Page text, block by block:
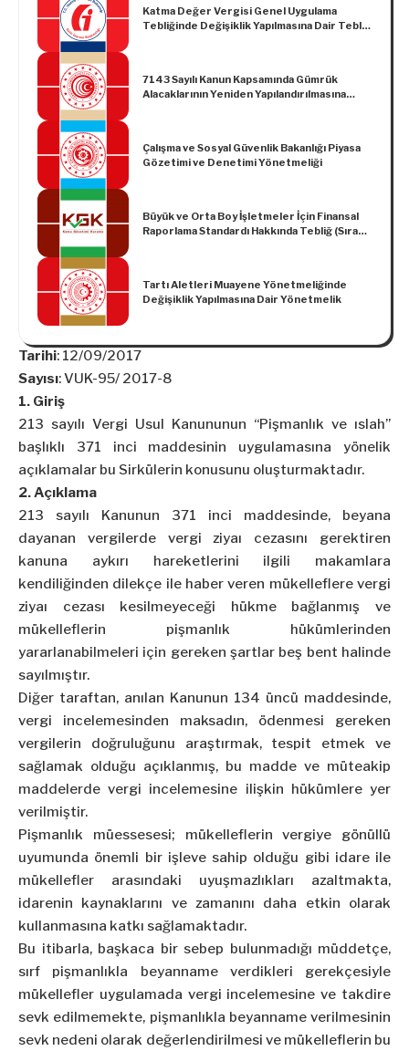
Katma Değer Vergisi Genel Uygulama
Tebliğinde Değişiklik Yapılmasına Dair Tebliğ
7143 Sayılı Kanun Kapsamında Gümrük
Alacaklarının Yeniden Yapılandırılmasına
Çalışma ve Sosyal Güvenlik Bakanlığı Piyasa
Gözetimi ve Denetimi Yönetmeliği
Büyük ve Orta Boy İşletmeler İçin Finansal
Raporlama Standardı Hakkında Tebliğ (Sıra
Tartı Aletleri Muayene Yönetmeliğinde
Değişiklik Yapılmasına Dair Yönetmelik
Tarihi: 12/09/2017
Sayısı: VUK-95/ 2017-8
1. Giriş
213 sayılı Vergi Usul Kanununun “Pişmanlık ve ıslah”
başlıklı 371 inci maddesinin uygulamasına yönelik
açıklamalar bu Sirkülerin konusunu oluşturmaktadır.
2. Açıklama
213 sayılı Kanunun 371 inci maddesinde, beyana
dayanan vergilerde vergi ziyaı cezasını gerektiren
kanuna aykırı hareketlerini ilgili makamlara
kendiliğinden dilekçe ile haber veren mükelleflere vergi
ziyaı cezası kesilmeyeceği hükme bağlanmış ve
mükelleflerin pişmanlık hükümlerinden
yararlanabilmeleri için gereken şartlar beş bent halinde
sayılmıştır.
Diğer taraftan, anılan Kanunun 134 üncü maddesinde,
vergi incelemesinden maksadın, ödenmesi gereken
vergilerin doğruluğunu araştırmak, tespit etmek ve
sağlamak olduğu açıklanmış, bu madde ve müteakip
maddelerde vergi incelemesine ilişkin hükümlere yer
verilmiştir.
Pişmanlık müessesesi; mükelleflerin vergiye gönüllü
uyumunda önemli bir işleve sahip olduğu gibi idare ile
mükellefler arasındaki uyuşmazlıkları azaltmakta,
idarenin kaynaklarını ve zamanını daha etkin olarak
kullanmasına katkı sağlamaktadır.
Bu itibarla, başkaca bir sebep bulunmadığı müddetçe,
sırf pişmanlıkla beyanname verdikleri gerekçesiyle
mükellefler uygulamada vergi incelemesine ve takdire
sevk edilmemekte, pişmanlıkla beyanname verilmesinin
sevk nedeni olarak değerlendirilmesi ve mükelleflerin bu